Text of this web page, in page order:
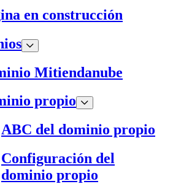
en construcción
Mitiendanube
propio
ABC del dominio propio
Configuración del
dominio propio